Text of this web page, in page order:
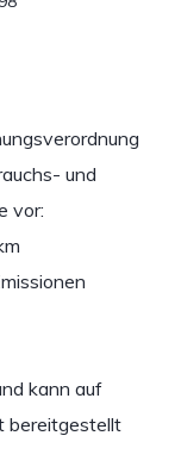
und
vor:
kann auf
bereitgestellt